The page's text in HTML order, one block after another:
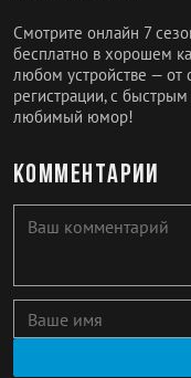
Смотрите онлайн 7
бесплатно в хорошем
любом устройстве — от
регистрации, с
любимый юмор!
Комментарии